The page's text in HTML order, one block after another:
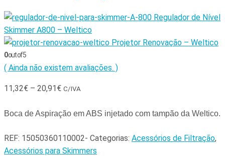
Regulador de Nível
Skimmer A800 – Weltico
Projetor Renovação – Weltico
0out of 5
( Ainda não existem avaliações. )
11,32€ – 20,91€ C/IVA
Boca de Aspiração em ABS injetado com tampão da Weltico.
REF: 15050360110002- Categorias: Acessórios de Filtração,
Acessórios para Skimmers